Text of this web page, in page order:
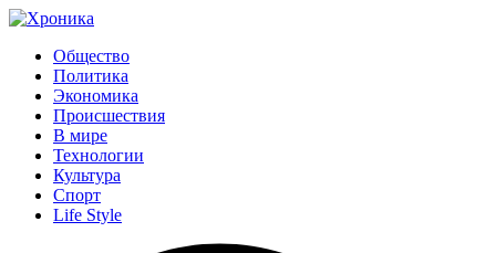
Общество
Политика
Экономика
Происшествия
В мире
Технологии
Культура
Спорт
Life Style